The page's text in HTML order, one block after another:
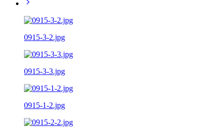
0915-3-2.jpg
0915-3-3.jpg
0915-1-2.jpg